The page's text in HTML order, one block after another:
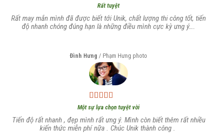
Rất tuyệt
Rất may mắn mình đã được biết tới Unik, chất lượng thi công tốt, tiến
độ nhanh chóng đúng hạn là những điều mình cực kỳ ưng ý….
Đình Hưng / Phạm Hưng photo
Một sự lựa chọn tuyệt vời
Tiến độ rất nhanh , đẹp mình rất ưng ý. Mình còn biết thêm rất nhiều
kiến thức miễn phí nữa . Chúc Unik thành công .